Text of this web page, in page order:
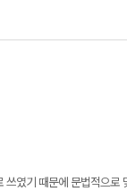
였기 때문에 문법적으로